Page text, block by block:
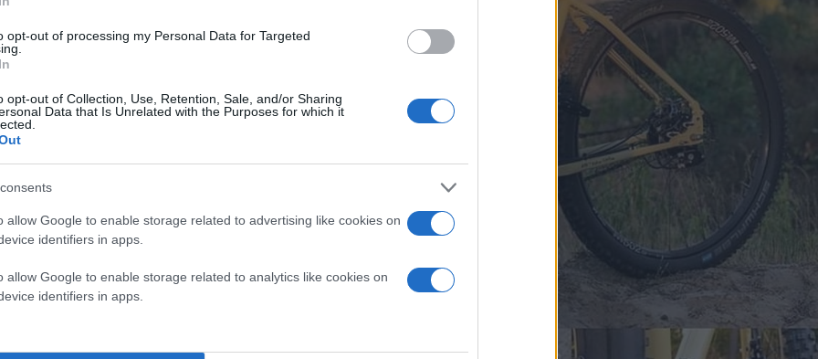
opt-out of processing my Personal Data for Targeted
opt-out of Collection, Use, Retention, Sale, and/or Sharing
Data that Is Unrelated with the Purposes for which it
allow Google to enable storage related to advertising like cookies on
identifiers in apps.
allow Google to enable storage related to analytics like cookies on
identifiers in apps.